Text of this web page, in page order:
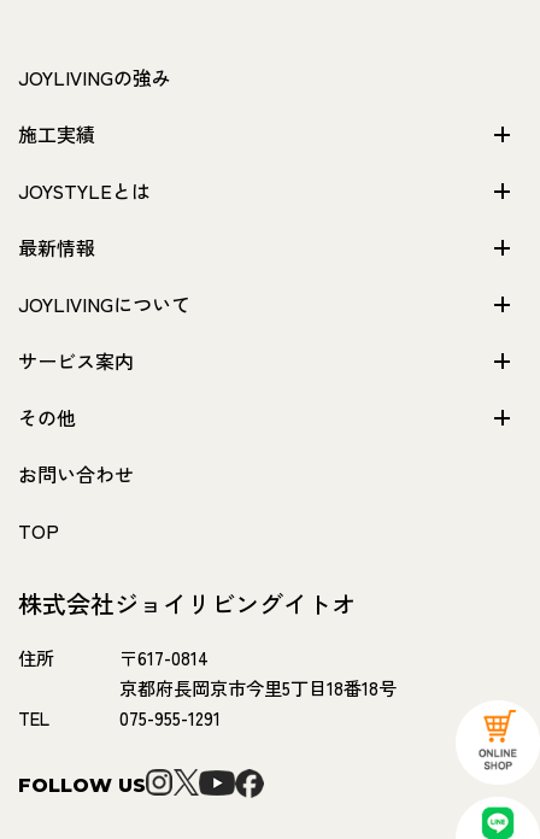
JOYLIVINGの強み
施工実績
JOYSTYLEとは
最新情報
JOYLIVINGについて
サービス案内
その他
お問い合わせ
TOP
株式会社ジョイリビングイトオ
住所
〒617-0814
京都府長岡京市今里5丁目18番18号
TEL
075-955-1291
FOLLOW US